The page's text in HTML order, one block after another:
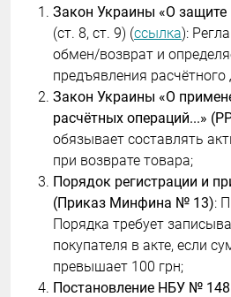
Закон Украины «О защите
(ст. 8, ст. 9) (ссылка):
обмен/возврат и
предъявления расчётного
Закон Украины «О
расчётных операций...»
обязывает составлять
при возврате товара;
Порядок регистрации и
(Приказ Минфина № 13):
Порядка требует
покупателя в акте, если
превышает 100 грн;
Постановление НБУ №